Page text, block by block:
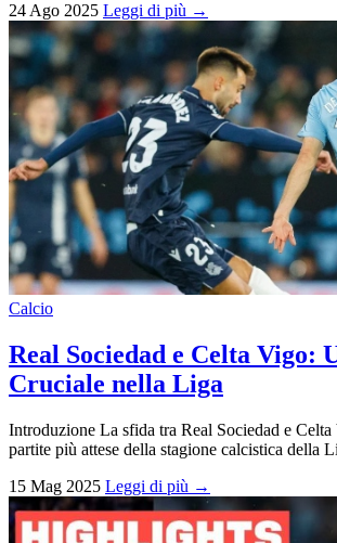
24 Ago 2025 Leggi di più →
Calcio
Real Sociedad e Celta Vigo:
Cruciale nella Liga
Introduzione La sfida tra Real Sociedad e
partite più attese della stagione calcistica della
15 Mag 2025 Leggi di più →